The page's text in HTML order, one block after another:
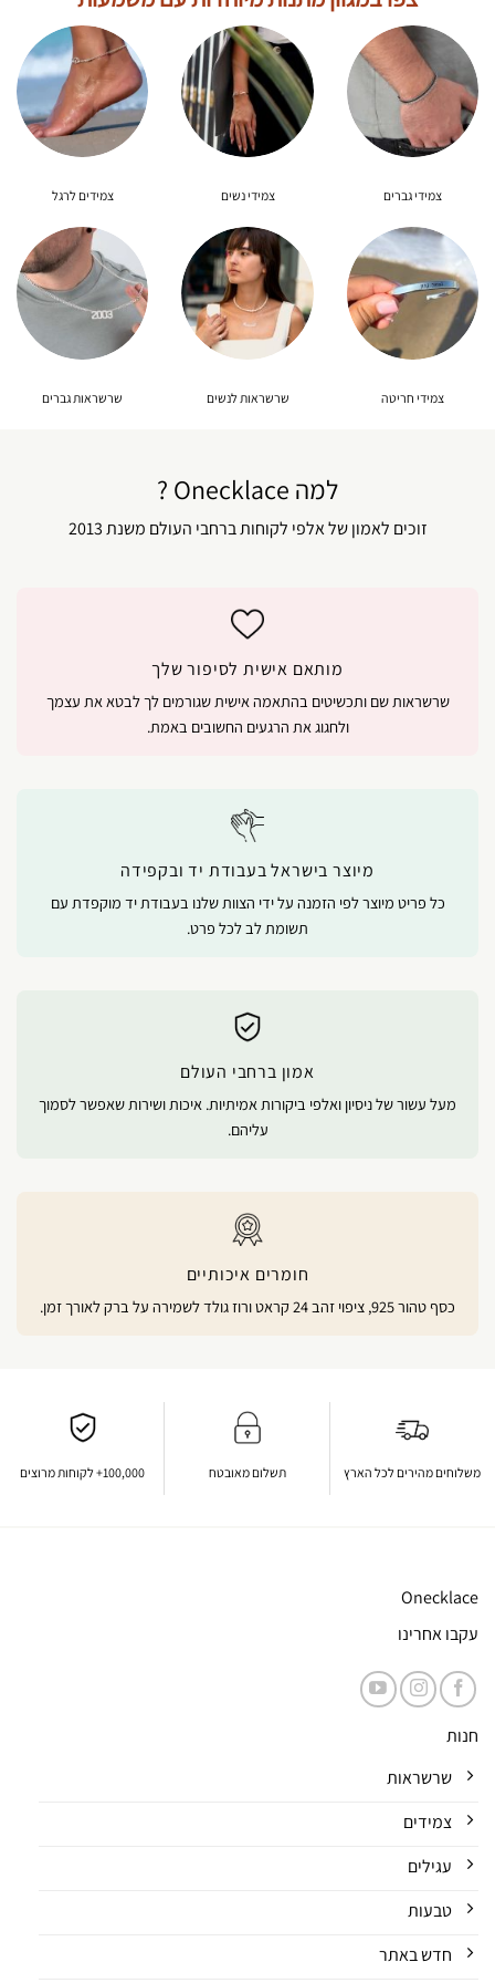
צמידי גברים צמידי נשים צמידים לרגל
צמידי חריטה שרשראות לנשים שרשראות גברים
למה Onecklace ?
זוכים לאמון של אלפי לקוחות ברחבי העולם משנת 2013
מותאם אישית לסיפור שלך
שרשראות שם ותכשיטים בהתאמה אישית שגורמים לך לבטא את עצמך
ולחגוג את הרגעים החשובים באמת.
מיוצר בישראל בעבודת יד ובקפידה
כל פריט מיוצר לפי הזמנה על ידי הצוות שלנו בעבודת יד מוקפדת עם
תשומת לב לכל פרט.
אמון ברחבי העולם
מעל עשור של ניסיון ואלפי ביקורות אמיתיות. איכות ושירות שאפשר לסמוך
עליהם.
חומרים איכותיים
כסף טהור 925, ציפוי זהב 24 קראט ורוז גולד לשמירה על ברק לאורך זמן.
משלוחים מהירים לכל הארץ תשלום מאובטח 100,000+ לקוחות מרוצים
Onecklace
עקבו אחרינו
חנות
שרשראות
צמידים
עגילים
טבעות
חדש באתר